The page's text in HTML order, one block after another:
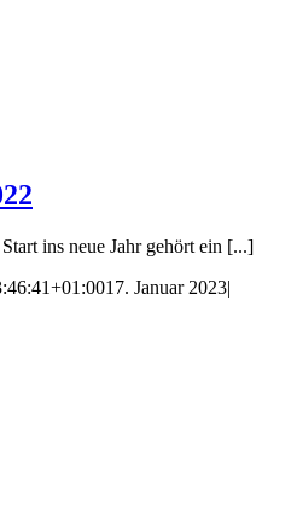
ins neue Jahr gehört ein [...]
17. Januar 2023|